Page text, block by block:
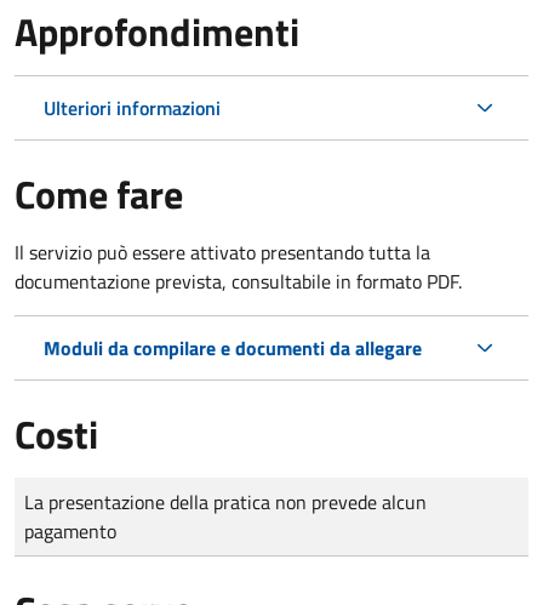
Approfondimenti
Ulteriori informazioni
Come fare
Il servizio può essere attivato presentando tutta la
documentazione prevista, consultabile in formato PDF.
Moduli da compilare e documenti da allegare
Costi
Tipo di pagamento
Importo
La presentazione della pratica non prevede alcun
pagamento